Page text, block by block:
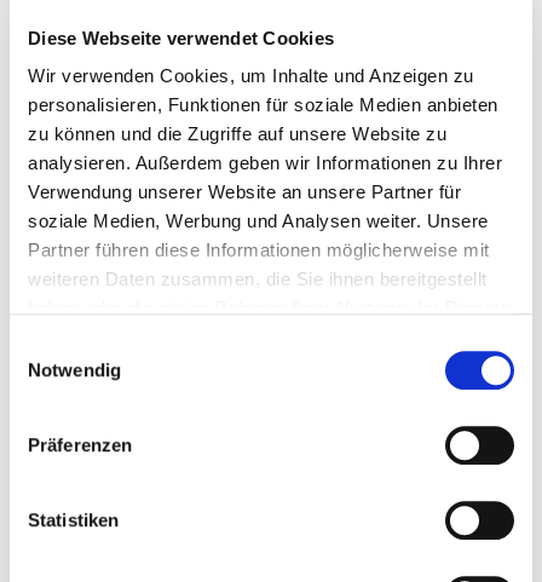
Diese Webseite verwendet Cookies
Wir verwenden Cookies, um Inhalte und Anzeigen zu
personalisieren, Funktionen für soziale Medien anbieten
zu können und die Zugriffe auf unsere Website zu
analysieren. Außerdem geben wir Informationen zu Ihrer
Verwendung unserer Website an unsere Partner für
soziale Medien, Werbung und Analysen weiter. Unsere
Partner führen diese Informationen möglicherweise mit
weiteren Daten zusammen, die Sie ihnen bereitgestellt
Notwendig
Präferenzen
Statistiken
back to you with a non-binding offer.
an additional input field at the end of your inquiry.
You can also use our phone button to arrange your
personal consultation appointment.
PLEASE NOTE: Return arrival in Europe is two calendar
days after the departure date from Kona!
From
To